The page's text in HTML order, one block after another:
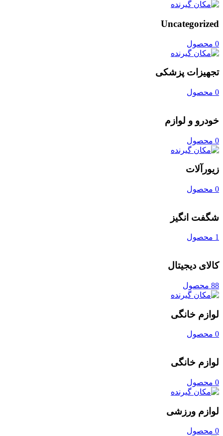
Uncategorized
0 محصول
تجهیزات پزشکی
0 محصول
خودرو و لوازم
0 محصول
زیورآلات
0 محصول
شگفت انگیز
1 محصول
کالای دیجیتال
88 محصول
لوازم خانگی
0 محصول
لوازم خانگی
0 محصول
لوازم ورزشی
0 محصول